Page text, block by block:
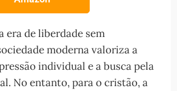
era de liberdade sem
moderna valoriza a
individual e a busca pela
No entanto, para o cristão, a